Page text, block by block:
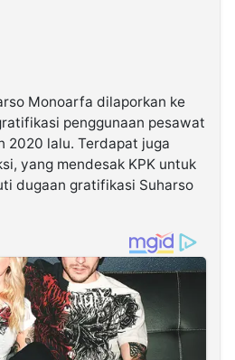
Monoarfa dilaporkan ke
penggunaan pesawat
2020 lalu. Terdapat juga
yang mendesak KPK untuk
dugaan gratifikasi Suharso